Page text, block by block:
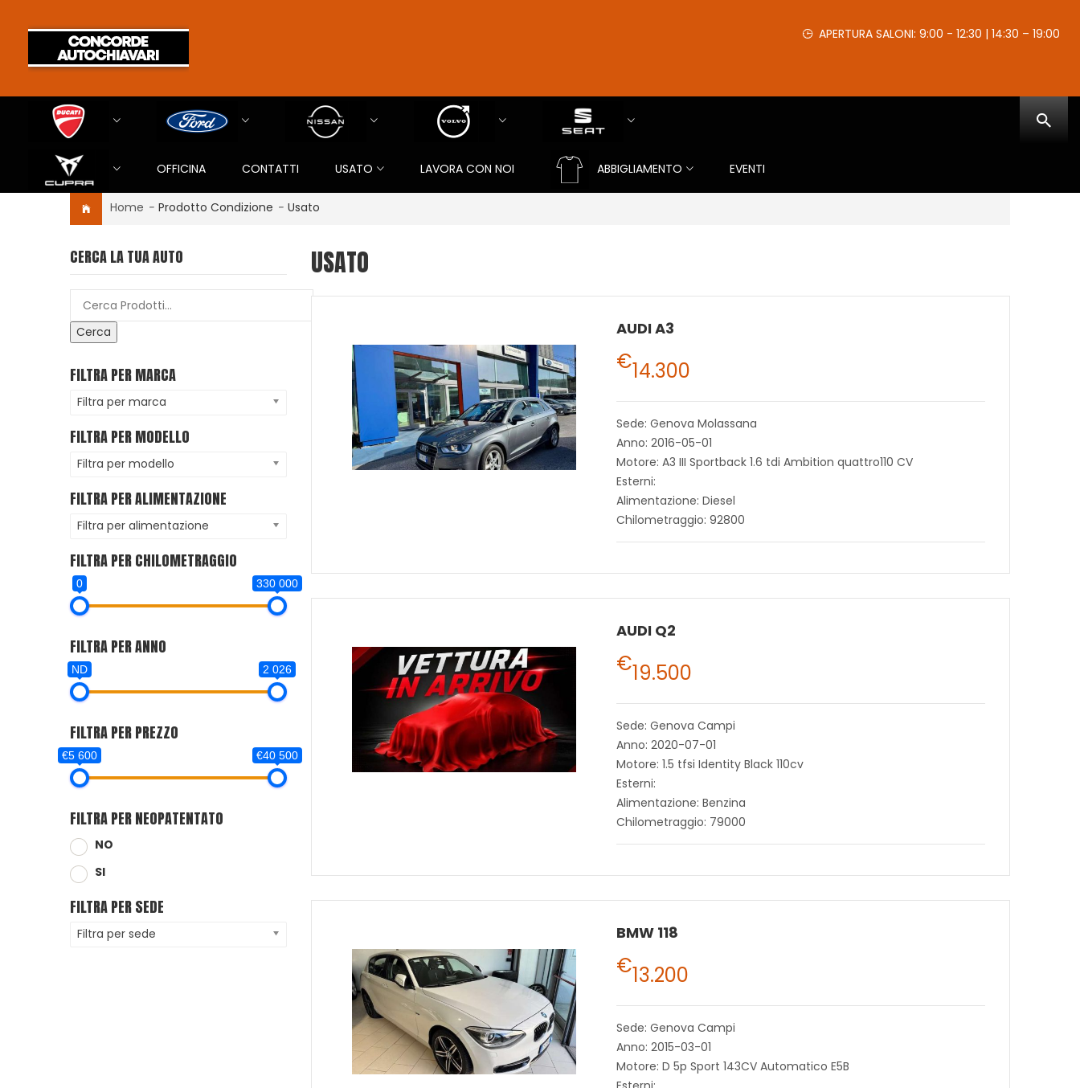
APERTURA SALONI: 9:00 - 12:30 | 14:30 – 19:00
OFFICINA CONTATTI USATO LAVORA CON NOI ABBIGLIAMENTO EVENTI
Home - Prodotto Condizione - Usato
CERCA LA TUA AUTO
Cerca
FILTRA PER MARCA
Filtra per marca
FILTRA PER MODELLO
Filtra per modello
FILTRA PER ALIMENTAZIONE
Filtra per alimentazione
FILTRA PER CHILOMETRAGGIO
0 330 000
FILTRA PER ANNO
ND 2 026
FILTRA PER PREZZO
€5 600 €40 500
FILTRA PER NEOPATENTATO
NO
SI
FILTRA PER SEDE
Filtra per sede
USATO
AUDI A3
€14.300
Sede: Genova Molassana
Anno: 2016-05-01
Motore: A3 III Sportback 1.6 tdi Ambition quattro110 CV
Esterni:
Alimentazione: Diesel
Chilometraggio: 92800
AUDI Q2
€19.500
Sede: Genova Campi
Anno: 2020-07-01
Motore: 1.5 tfsi Identity Black 110cv
Esterni:
Alimentazione: Benzina
Chilometraggio: 79000
BMW 118
€13.200
Sede: Genova Campi
Anno: 2015-03-01
Motore: D 5p Sport 143CV Automatico E5B